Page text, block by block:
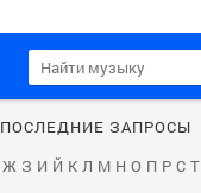
ПОСЛЕДНИЕ ЗАПРОСЫ
Ж З И Й К Л М Н О П Р С Т